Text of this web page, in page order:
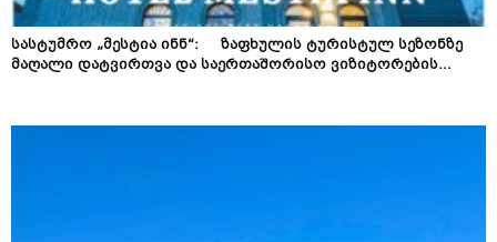
სასტუმრო „მესტია ინნ“: ზაფხულის ტურისტულ სეზონზე
მაღალი დატვირთვა და საერთაშორისო ვიზიტორების...